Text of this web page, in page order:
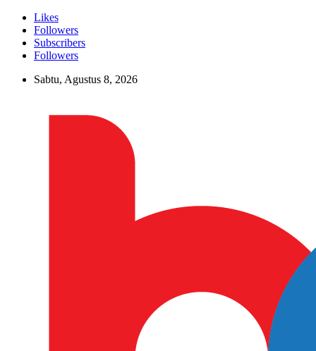
Likes
Followers
Subscribers
Followers
Sabtu, Agustus 8, 2026